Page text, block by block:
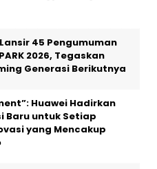
45 Pengumuman
2026, Tegaskan
Generasi Berikutnya
Huawei Hadirkan
Baru untuk Setiap
yang Mencakup